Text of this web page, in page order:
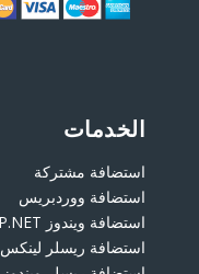
الخدمات
استضافة مشتركة
استضافة ووردبريس
استضافة ويندوز ASP.NET
استضافة ريسلر لينكس